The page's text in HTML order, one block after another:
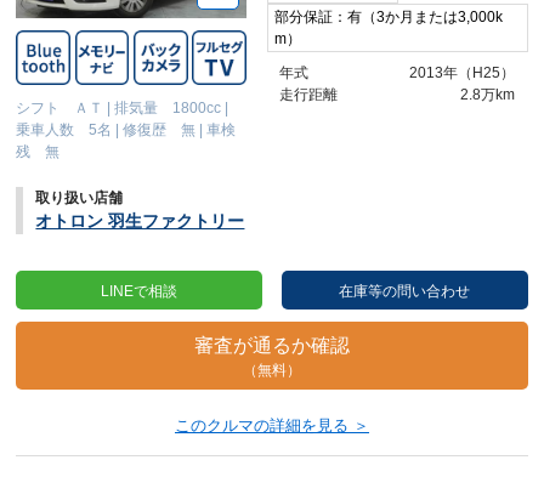
シフト ＡＴ |排気量 1800cc |
乗車人数 5名 |修復歴 無 |車検
残 無
部分保証：有（3か月または3,000k
m）
年式
2013年（H25）
走行距離
2.8万km
取り扱い店舗
オトロン 羽生ファクトリー
LINEで相談 在庫等の問い合わせ
審査が通るか確認
（無料）
このクルマの詳細を見る ＞